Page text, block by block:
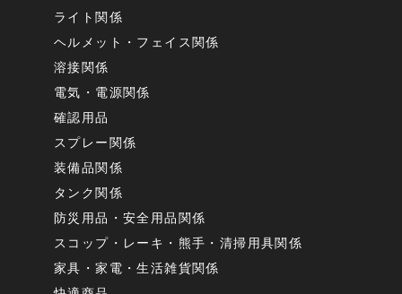
ライト関係
ヘルメット・フェイス関係
溶接関係
電気・電源関係
確認用品
スプレー関係
装備品関係
タンク関係
防災用品・安全用品関係
スコップ・レーキ・熊手・清掃用具関係
家具・家電・生活雑貨関係